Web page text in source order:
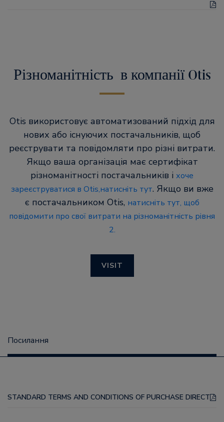
Різноманітність в компанії Otis
Otis використовує автоматизований підхід для
нових або існуючих постачальників, щоб
реєструвати та повідомляти про різні витрати.
Якщо ваша організація має сертифікат
різноманітності постачальників і хоче
зареєструватися в Otis,натисніть тут. Якщо ви вже
є постачальником Otis, натисніть тут, щоб
повідомити про свої витрати на різноманітність рівня
2.
VISIT
Посилання
STANDARD TERMS AND CONDITIONS OF PURCHASE DIRECT